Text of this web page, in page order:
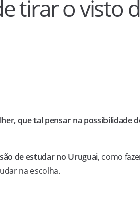
tirar o visto
que tal pensar na possibilidade
de estudar no Uruguai, como
na escolha.